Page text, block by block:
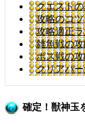
クエスト
攻略のコツ
攻略適正
雑魚戦の
ボス戦の
クリアパ
確定！獣神玉